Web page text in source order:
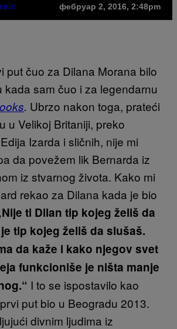
фебруар 2, 2016, 2:48pm
put čuo za Dilana Morana bilo
kada sam čuo i za legendarnu
. Ubrzo nakon toga, prateći
u Velikoj Britaniji, preko
Izarda i sličnih, nije mi
da povežem lik Bernarda iz
iz stvarnog života. Kako mi
rekao za Dilana kada je bio
ti Dilan tip kojeg želiš da
tip kojeg želiš da slušaš.
da kaže i kako njegov svet
funkcioniše je ništa manje
I to se ispostavilo kao
put bio u Beogradu 2013.
divnim ljudima iz